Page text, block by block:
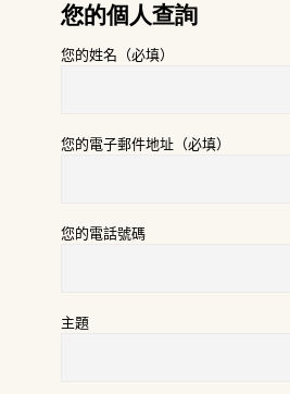
您的個人查詢
您的姓名（必填）
您的電子郵件地址（必填）
您的電話號碼
主題